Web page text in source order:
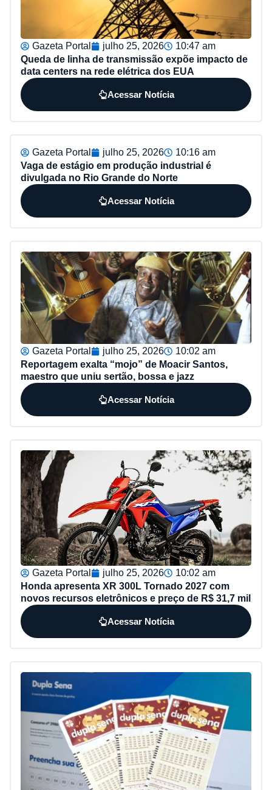
Gazeta Portal julho 25, 2026
10:47 am
Queda de linha de transmissão expõe impacto de
data centers na rede elétrica dos EUA
Acessar Notícia
Gazeta Portal julho 25, 2026
10:16 am
Vaga de estágio em produção industrial é
divulgada no Rio Grande do Norte
Acessar Notícia
Gazeta Portal julho 25, 2026
10:02 am
Reportagem exalta “mojo” de Moacir Santos,
maestro que uniu sertão, bossa e jazz
Acessar Notícia
Gazeta Portal julho 25, 2026
10:02 am
Honda apresenta XR 300L Tornado 2027 com
novos recursos eletrônicos e preço de R$ 31,7 mil
Acessar Notícia